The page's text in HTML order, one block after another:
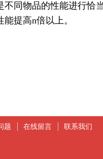
同物品的性能进行恰
提高n倍以上。
题 在线留言 联系我们